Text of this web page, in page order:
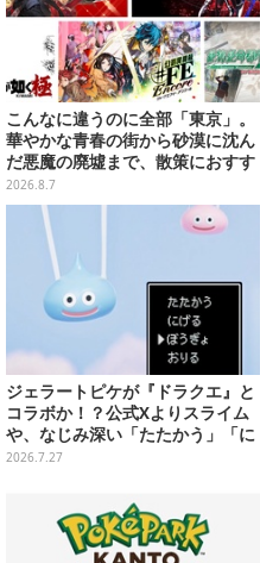
こんなに違うのに全部「東京」。
華やかな青春の街から砂漠に沈ん
だ悪魔の廃墟まで、散策におすす
め東京ゲーム5選【特集】
2026.8.7
ジェラートピケが『ドラクエ』と
コラボか！？公式Xよりスライム
や、なじみ深い「たたかう」「に
げる」のコマンドウィンドウが投
2026.7.27